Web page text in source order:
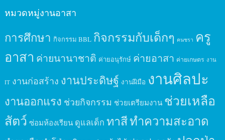
หมวดหมู่งานอาสา
การศึกษา กิจกรรม BBL กิจกรรมกับเด็กๆ คนชรา ครู
อาสา ค่ายนานาชาติ ค่ายอนุรักษ์ ค่ายอาสา ค่ายเกษตร งาน
IT งานก่อสร้าง งานประดิษฐ์ งานฝีมือ งานศิลปะ
งานออกแรง ช่วยกิจกรรม ช่วยเตรียมงาน ช่วยเหลือ
สัตว์ ซ่อมห้องเรียน ดูแลเด็ก ทาสีทำความสะอาด